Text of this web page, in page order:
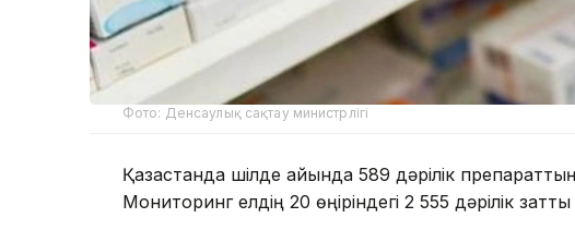
Фото: Денсаулық сақтау министрлігі
Қазақстанда шілде айында 589 дәрілік
Мониторинг елдің 20 өңіріндегі 2 555 дәрілік